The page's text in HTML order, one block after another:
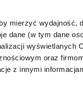
mierzyć wydajność,
dane (w tym dane
wyświetlanych
oraz
z innymi